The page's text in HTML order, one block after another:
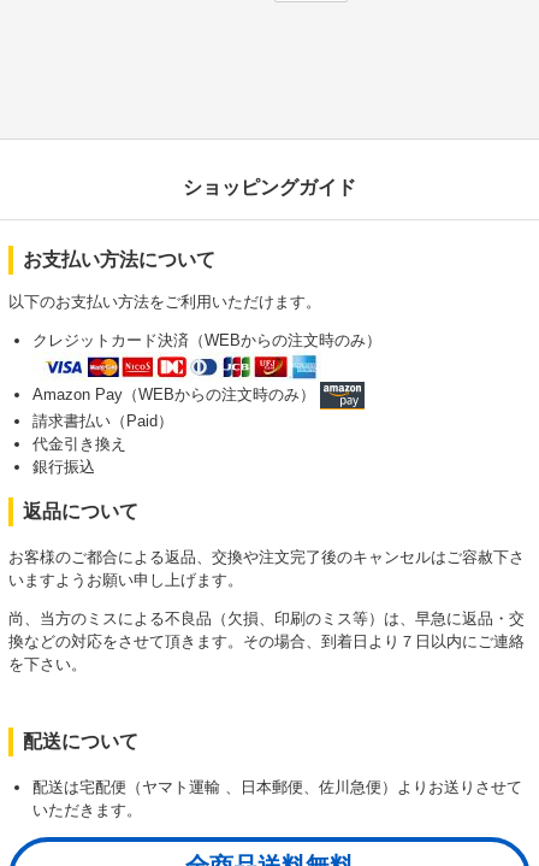
ショッピングガイド
お支払い方法について
以下のお支払い方法をご利用いただけます。
クレジットカード決済（WEBからの注文時のみ）
Amazon Pay（WEBからの注文時のみ）
請求書払い（Paid）
代金引き換え
銀行振込
返品について
お客様のご都合による返品、交換や注文完了後のキャンセルはご容赦下さ
いますようお願い申し上げます。
尚、当方のミスによる不良品（欠損、印刷のミス等）は、早急に返品・交
換などの対応をさせて頂きます。その場合、到着日より７日以内にご連絡
を下さい。
配送について
配送は宅配便（ヤマト運輸 、日本郵便、佐川急便）よりお送りさせて
いただきます。